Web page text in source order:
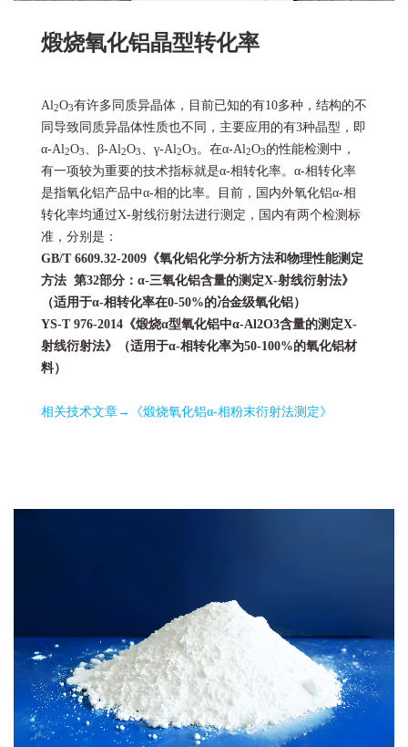
煅烧氧化铝晶型转化率
Al2O3有许多同质异晶体，目前已知的有10多种，结构的不
同导致同质异晶体性质也不同，主要应用的有3种晶型，即
α-Al2O3 、β-Al2O3 、γ-Al2O3 。在α-Al2O3的性能检测中，
有一项较为重要的技术指标就是α-相转化率。α-相转化率
是指氧化铝产品中α-相的比率。目前，国内外氧化铝α-相
转化率均通过X-射线衍射法进行测定，国内有两个检测标
准，分别是：
GB/T 6609.32-2009《氧化铝化学分析方法和物理性能测定
方法 第32部分：α-三氧化铝含量的测定X-射线衍射法》
（适用于α-相转化率在0-50%的冶金级氧化铝）
YS-T 976-2014《煅烧α型氧化铝中α-Al2O3含量的测定X-
射线衍射法》（适用于α-相转化率为50-100%的氧化铝材
料）
相关技术文章→ 《煅烧氧化铝α-相粉末衍射法测定》